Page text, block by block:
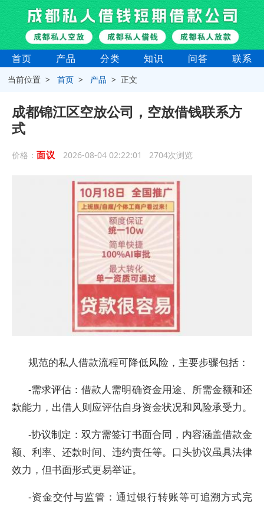
首页 产品 分类 知识 问答 联系
当前位置 >首页 > 产品 > 正文
成都锦江区空放公司，空放借钱联系方
式
价格： 面议 2026-08-04 02:22:01 2704次浏览
规范的私人借款流程可降低风险，主要步骤包括：
-需求评估：借款人需明确资金用途、所需金额和还
款能力，出借人则应评估自身资金状况和风险承受力。
-协议制定：双方需签订书面合同，内容涵盖借款金
额、利率、还款时间、违约责任等。口头协议虽具法律
效力，但书面形式更易举证。
-资金交付与监管：通过银行转账等可追溯方式完